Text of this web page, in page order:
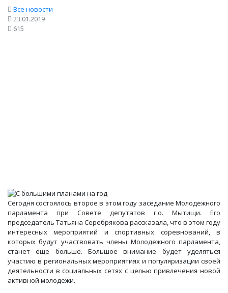
Все новости
23.01.2019
615
Сегодня состоялось второе в этом году заседание Молодежного
парламента при Совете депутатов г.о. Мытищи. Его
председатель Татьяна Серебрякова рассказала, что в этом году
интересных мероприятий и спортивных соревнований, в
которых будут участвовать члены Молодежного парламента,
станет еще больше. Большое внимание будет уделяться
участию в региональных мероприятиях и популяризации своей
деятельности в социальных сетях с целью привлечения новой
активной молодежи.